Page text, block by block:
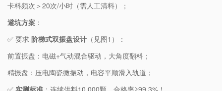
卡料频次＞20次/小时（需人工清料）；
​避坑方案​ ​：
✅ 要求 ​ ​阶梯式双振盘设计​ ​（见图1）：
前置振盘：电磁+气动混合驱动，大角度翻料；
精振盘：压电陶瓷微振动，电容平顺滑入轨道；